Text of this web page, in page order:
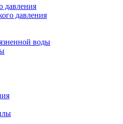
давления
давления
воды